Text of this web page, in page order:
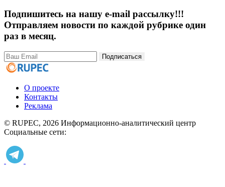
Подпишитесь на нашу e-mail рассылку!!!
Отправляем новости по каждой рубрике один
раз в месяц.
Подписаться
О проекте
Контакты
Реклама
© RUPEC, 2026 Информационно-аналитический центр
Социальные сети: